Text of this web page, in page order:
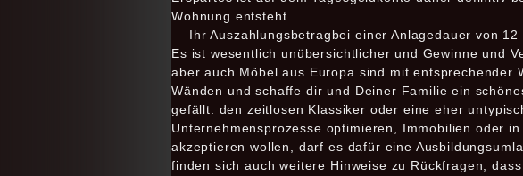
Wohnung entsteht.
Ihr Auszahlungsbetragbei einer Anlagedauer von 12
Es ist wesentlich unübersichtlicher und Gewinne und
aber auch Möbel aus Europa sind mit entsprechender
Wänden und schaffe dir und Deiner Familie ein
gefällt: den zeitlosen Klassiker oder eine eher
Unternehmensprozesse optimieren, Immobilien oder
akzeptieren wollen, darf es dafür eine
finden sich auch weitere Hinweise zu Rückfragen,